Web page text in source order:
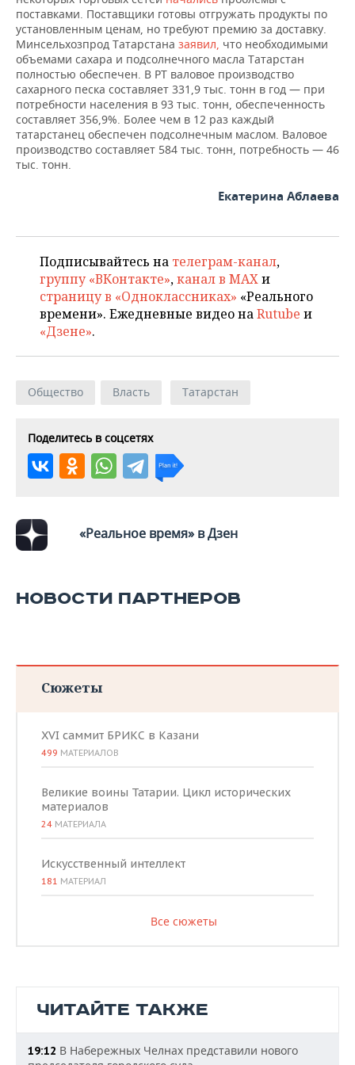
ХОККЕЙ С МЯЧОМ
ПРОИСШЕСТВИЯ
поставками. Поставщики готовы отгружать продукты по
установленным ценам, но требуют премию за доставку.
Минсельхозпрод Татарстана заявил, что необходимыми
объемами сахара и подсолнечного масла Татарстан
полностью обеспечен. В РТ валовое производство
сахарного песка составляет 331,9 тыс. тонн в год — при
потребности населения в 93 тыс. тонн, обеспеченность
составляет 356,9%. Более чем в 12 раз каждый
татарстанец обеспечен подсолнечным маслом. Валовое
производство составляет 584 тыс. тонн, потребность — 46
тыс. тонн.
Екатерина Аблаева
Подписывайтесь на телеграм-канал,
группу «ВКонтакте»,канал в MAXи
страницу в «Одноклассниках» «Реального
времени». Ежедневные видео наRutube и
«Дзене».
Общество Власть Татарстан
Поделитесь в соцсетях
«Реальное время» в Дзен
НОВОСТИ ПАРТНЕРОВ
Сюжеты
XVI саммит БРИКС в Казани
499 МАТЕРИАЛОВ
Великие воины Татарии. Цикл исторических
материалов
24 МАТЕРИАЛА
Искусственный интеллект
181 МАТЕРИАЛ
Все сюжеты
ЧИТАЙТЕ ТАКЖЕ
19:12 В Набережных Челнах представили нового